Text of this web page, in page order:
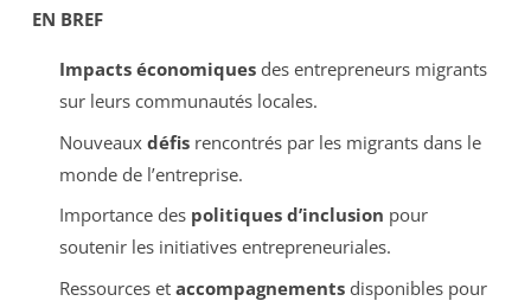
EN BREF
Impacts économiquesdes entrepreneurs migrants
sur leurs communautés locales.
Nouveaux défisrencontrés par les migrants dans le
monde de l’entreprise.
Importance des politiques d’inclusion pour
soutenir les initiatives entrepreneuriales.
Ressources et accompagnementsdisponibles pour